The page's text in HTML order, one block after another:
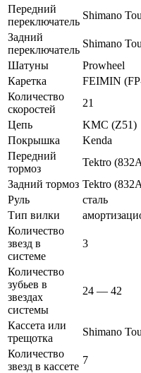
Передний
переключатель
Shimano
Задний
переключатель
Shimano
Шатуны
Prowheel
Каретка
FEIMIN
Количество
скоростей
21
Цепь
KMC (Z51)
Покрышка
Kenda
Передний
тормоз
Tektro
Задний тормоз Tektro
Руль
сталь
Тип вилки
Количество
звезд в
системе
3
Количество
зубьев в
звездах
системы
24 — 42
Кассета или
трещотка
Shimano
Количество
звезд в кассете
7